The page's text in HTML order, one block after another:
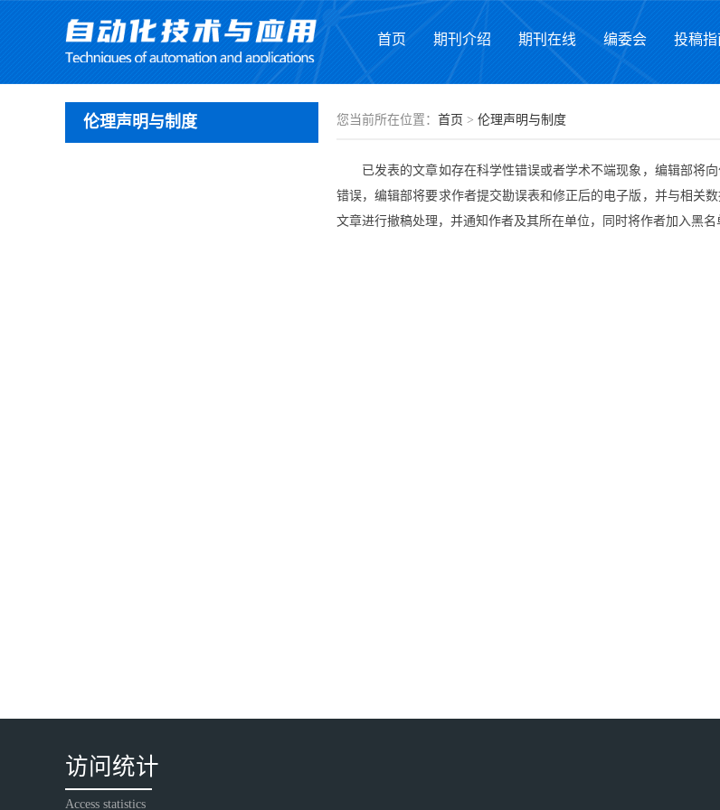
首页 期刊介绍 期刊在线 编委会 投稿指
伦理声明与制度 您当前所在位置： 首页 > 伦理声明与制度
已发表的文章如存在科学性错误或者学术不端现象，编辑部将向
错误，编辑部将要求作者提交勘误表和修正后的电子版，并与相关
文章进行撤稿处理，并通知作者及其所在单位，同时将作者加入黑名
访问统计
Access statistics